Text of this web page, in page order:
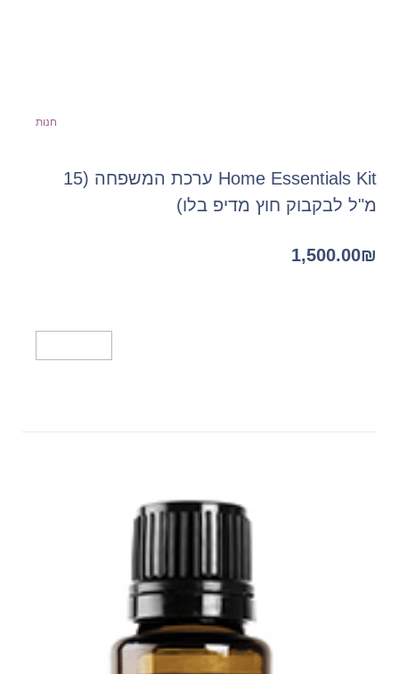
חנות
Home Essentials Kit ערכת המשפחה (15
מ"ל לבקבוק חוץ מדיפ בלו)
1,500.00₪